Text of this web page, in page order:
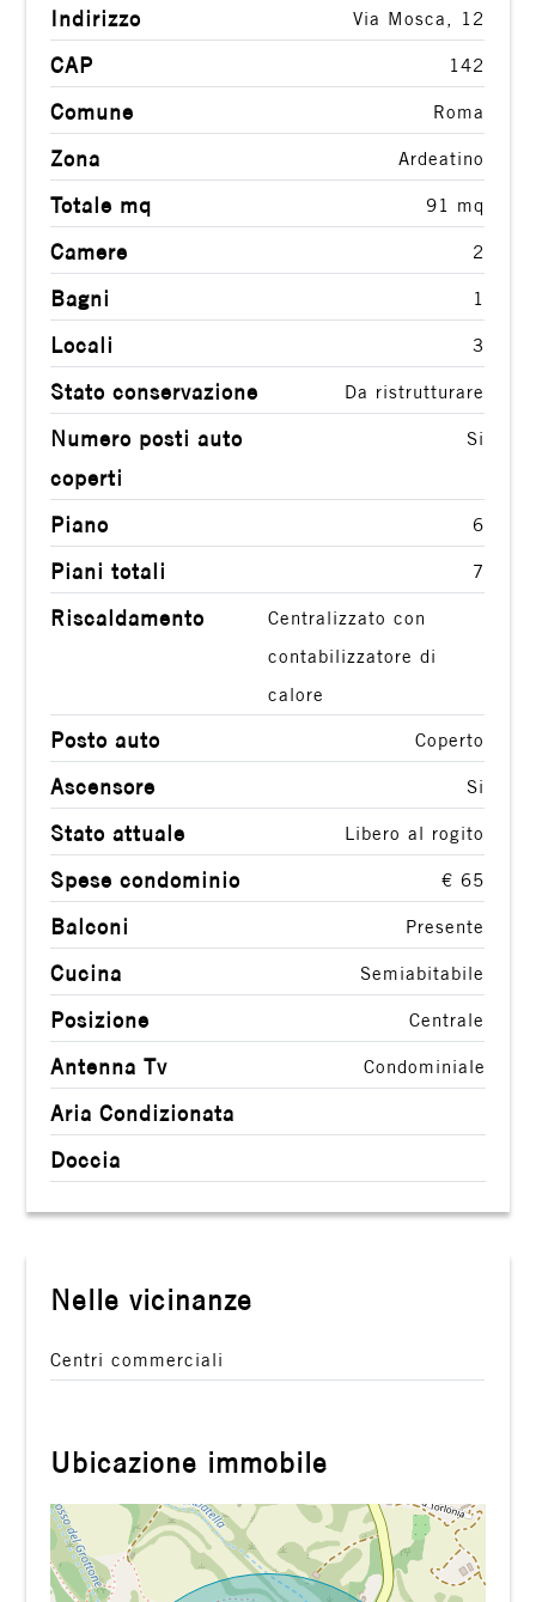
Indirizzo Via Mosca, 12
CAP 142
Comune Roma
Zona Ardeatino
Totale mq 91 mq
Camere 2
Bagni 1
Locali 3
Stato conservazione Da ristrutturare
Numero posti auto
coperti
Si
Piano 6
Piani totali 7
Riscaldamento
Centralizzato con
contabilizzatore di
calore
Posto auto Coperto
Ascensore Si
Stato attuale Libero al rogito
Spese condominio € 65
Balconi Presente
Cucina Semiabitabile
Posizione Centrale
Antenna Tv Condominiale
Aria Condizionata
Doccia
Nelle vicinanze
Centri commerciali
Ubicazione immobile
2
3
4
5+
Altre
opzioni
multiscelta
Giardino
Posto auto/Box
Ascensore
Arredato
Nuova costruzione
Lusso